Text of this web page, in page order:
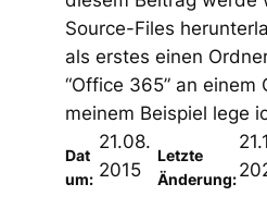
Source-Files
als erstes einen
“Office 365” an einem
meinem Beispiel lege
Dat
um:
21.08.
2015
Letzte
Änderung: